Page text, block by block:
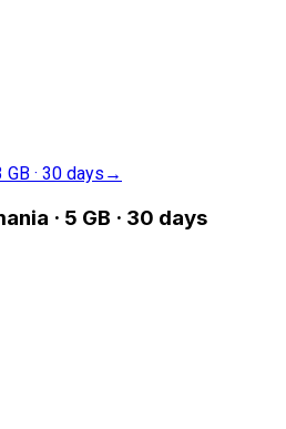
GB · 30 days →
· 5 GB · 30 days